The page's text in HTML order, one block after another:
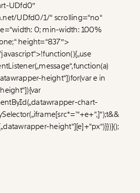
UDfd0″
UDfd0/1/“ scrolling=“no“
0; min-width: 100%
height=“837″>
height“])for(var e in
chart-
height“][e]+“px“)}})}();